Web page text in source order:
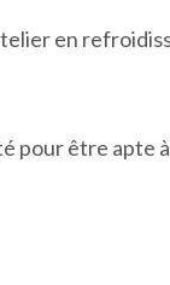
en
pour être apte